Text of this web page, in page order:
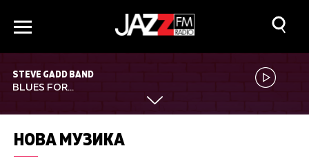
STEVE GADD BAND
BLUES FOR...
НОВА МУЗИКА